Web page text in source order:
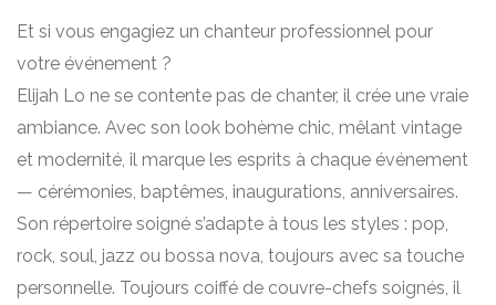
Et si vous engagiez un chanteur professionnel pour
votre événement ?
Elijah Lo ne se contente pas de chanter, il crée une vraie
ambiance. Avec son look bohème chic, mêlant vintage
et modernité, il marque les esprits à chaque événement
— cérémonies, baptêmes, inaugurations, anniversaires.
Son répertoire soigné s’adapte à tous les styles : pop,
rock, soul, jazz ou bossa nova, toujours avec sa touche
personnelle. Toujours coiffé de couvre-chefs soignés, il